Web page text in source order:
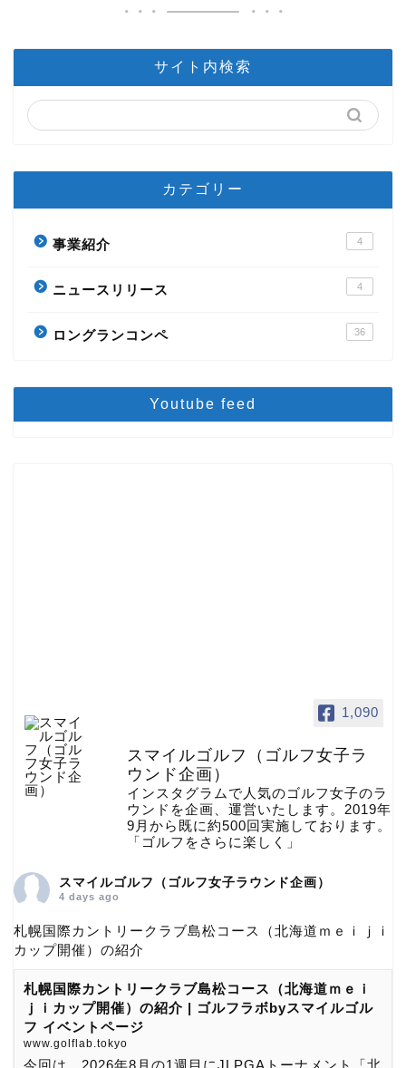
サイト内検索
カテゴリー
事業紹介 4
ニュースリリース 4
ロングランコンペ 36
Youtube feed
1,090
スマイルゴルフ（ゴルフ女子ラ
ウンド企画）
インスタグラムで人気のゴルフ女子のラ
ウンドを企画、運営いたします。2019年
9月から既に約500回実施しております。
「ゴルフをさらに楽しく」
スマイルゴルフ（ゴルフ女子ラウンド企画）
4 days ago
札幌国際カントリークラブ島松コース（北海道ｍｅｉｊｉ
カップ開催）の紹介
札幌国際カントリークラブ島松コース（北海道ｍｅｉ
ｊｉカップ開催）の紹介 | ゴルフラボbyスマイルゴル
フ イベントページ
www.golflab.tokyo
今回は、2026年8月の1週目にJLPGAトーナメント「北